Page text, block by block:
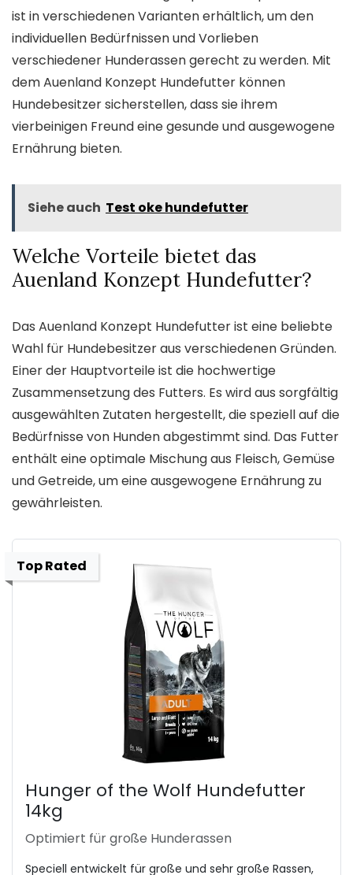
ist in verschiedenen Varianten erhältlich, um den
individuellen Bedürfnissen und Vorlieben
verschiedener Hunderassen gerecht zu werden. Mit
dem Auenland Konzept Hundefutter können
Hundebesitzer sicherstellen, dass sie ihrem
vierbeinigen Freund eine gesunde und ausgewogene
Ernährung bieten.
Siehe auch Test oke hundefutter
Welche Vorteile bietet das
Auenland Konzept Hundefutter?
Das Auenland Konzept Hundefutter ist eine beliebte
Wahl für Hundebesitzer aus verschiedenen Gründen.
Einer der Hauptvorteile ist die hochwertige
Zusammensetzung des Futters. Es wird aus sorgfältig
ausgewählten Zutaten hergestellt, die speziell auf die
Bedürfnisse von Hunden abgestimmt sind. Das Futter
enthält eine optimale Mischung aus Fleisch, Gemüse
und Getreide, um eine ausgewogene Ernährung zu
gewährleisten.
Top Rated
Hunger of the Wolf Hundefutter
14kg
Optimiert für große Hunderassen
Speciell entwickelt für große und sehr große Rassen,